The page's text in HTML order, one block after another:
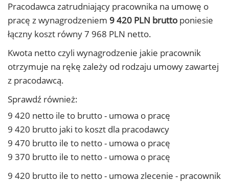
Pracodawca zatrudniający pracownika na umowę o
pracę z wynagrodzeniem 9 420 PLN brutto poniesie
łączny koszt równy 7 968 PLN netto.
Kwota netto czyli wynagrodzenie jakie pracownik
otrzymuje na rękę zależy od rodzaju umowy zawartej
z pracodawcą.
Sprawdź również:
9 420 netto ile to brutto - umowa o pracę
9 420 brutto jaki to koszt dla pracodawcy
9 470 brutto ile to netto - umowa o pracę
9 370 brutto ile to netto - umowa o pracę
9 420 brutto ile to netto - umowa zlecenie - pracownik